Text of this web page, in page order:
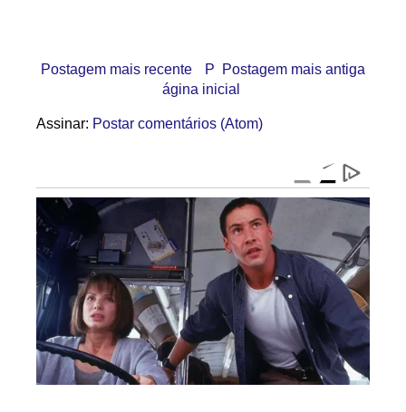
Postagem mais recente Postagem mais antiga
P
ágina inicial
Assinar: Postar comentários (Atom)